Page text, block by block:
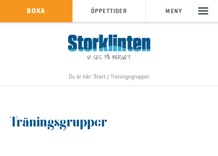
KÖP SKIPASS
info@storklinten.se
•
Telefonbokning : 0928-40 000
ÖPPETTIDER
BOKA MENY
Du är här: Start / Träningsgrupper
Träningsgrupper